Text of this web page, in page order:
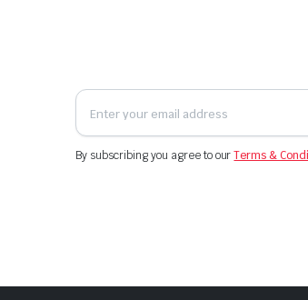
By subscribing you agree to ourTerms &